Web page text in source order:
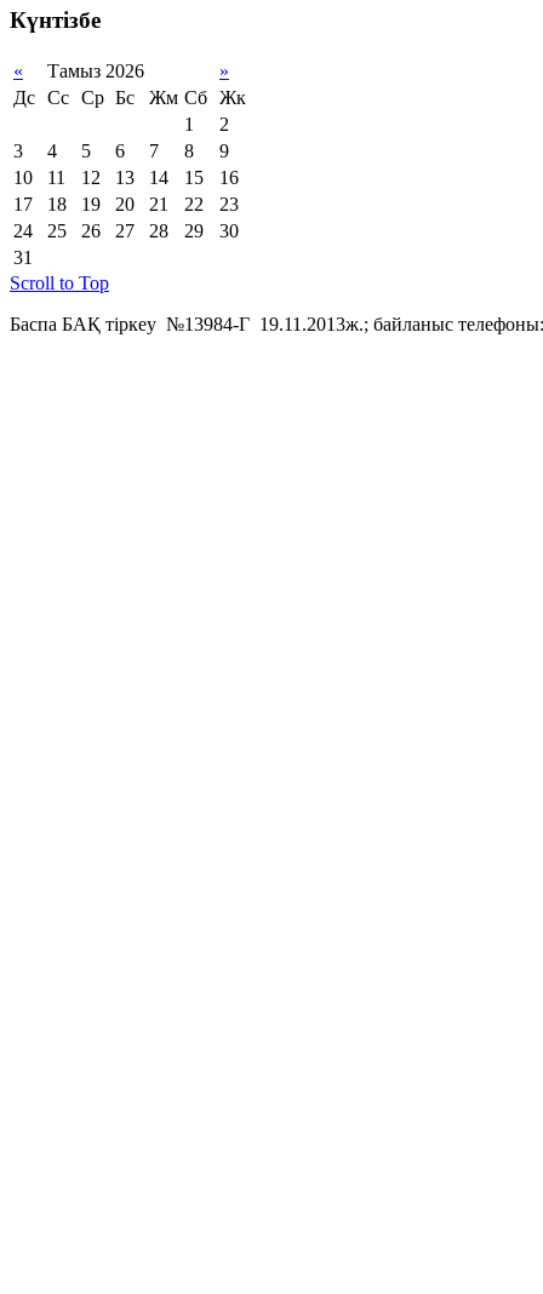
Күнтізбе
« Тамыз 2026
»
Дс Сс Ср Бс Жм Сб Жк
1
2
3
4 5 6 7 8
9
10
11 12 13 14 15
16
17
18 19 20 21 22
23
24
25 26 27 28 29
30
31
Scroll to Top
Баспа БАҚ тіркеу №13984-Г 19.11.2013ж.; байланыс